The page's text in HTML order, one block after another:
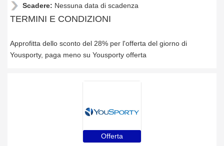
Scadere: Nessuna data di scadenza
TERMINI E CONDIZIONI
Approfitta dello sconto del 28% per l'offerta del giorno di
Yousporty, paga meno su Yousporty offerta
Offerta